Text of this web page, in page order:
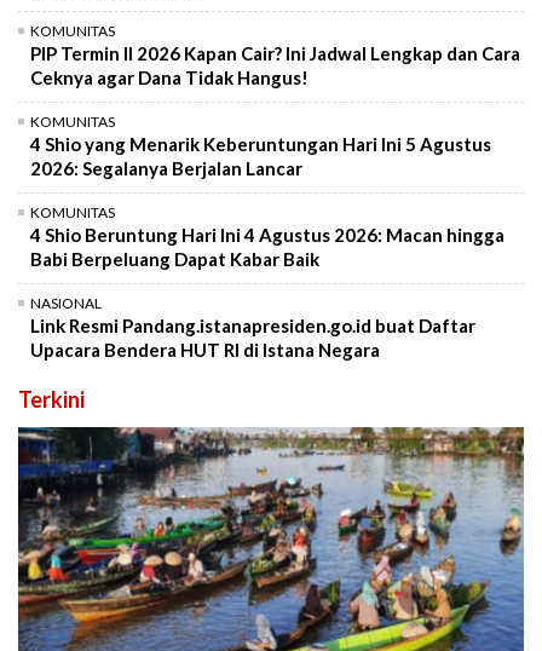
KOMUNITAS
PIP Termin II 2026 Kapan Cair? Ini Jadwal Lengkap dan Cara
Ceknya agar Dana Tidak Hangus!
KOMUNITAS
4 Shio yang Menarik Keberuntungan Hari Ini 5 Agustus
2026: Segalanya Berjalan Lancar
KOMUNITAS
4 Shio Beruntung Hari Ini 4 Agustus 2026: Macan hingga
Babi Berpeluang Dapat Kabar Baik
NASIONAL
Link Resmi Pandang.istanapresiden.go.id buat Daftar
Upacara Bendera HUT RI di Istana Negara
Terkini